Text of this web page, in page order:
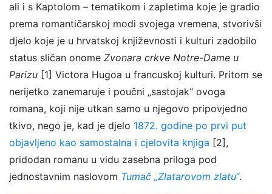
ali i s Kaptolom – tematikom i zapletima koje je gradio
prema romantičarskoj modi svojega vremena, stvorivši
djelo koje je u hrvatskoj književnosti i kulturi zadobilo
status sličan onome Zvonara crkve Notre-Dame u
Parizu [1] Victora Hugoa u francuskoj kulturi. Pritom se
nerijetko zanemaruje i poučni „sastojak“ ovoga
romana, koji nije utkan samo u njegovo pripovjedno
tkivo, nego je, kad je djelo 1872. godine po prvi put
objavljeno kao samostalna i cjelovita knjiga [2],
pridodan romanu u vidu zasebna priloga pod
jednostavnim naslovom Tumač „Zlatarovom zlatu“.